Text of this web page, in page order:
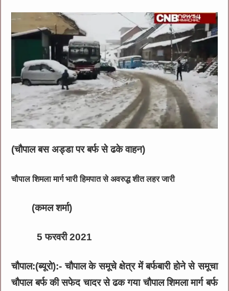
(चौपाल बस अड्डा पर बर्फ से ढके वाहन)
चौपाल शिमला मार्ग भारी हिमपात से अवरुद्ध शीत लहर जारी
(कमल शर्मा)
5 फरवरी 2021
चौपाल:(ब्यूरो):- चौपाल के समूचे क्षेत्र में बर्फबारी होने से समूचा
चौपाल बर्फ की सफेद चादर से ढक गया चौपाल शिमला मार्ग बर्फ